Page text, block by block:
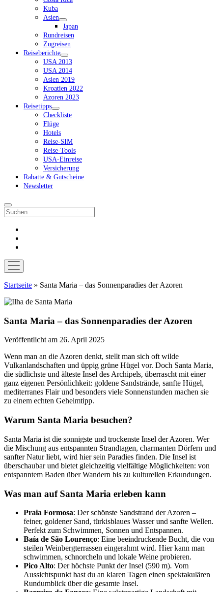
Kuba
Asien
Dropdown-
Menü
öffnen
Japan
Rundreisen
Zugreisen
Reiseberichte
Dropdown-
Menü
öffnen
USA 2013
USA 2014
Asien 2019
Kroatien 2022
Azoren 2023
Reisetipps
Dropdown-
Menü
öffnen
Checkliste
Flüge
Hotels
Reise-SIM
Reise-Tools
USA-Einreise
Versicherung
Rabatte & Gutscheine
Newsletter
Suchen
Menü
öffnen
Startseite » Santa Maria – das Sonnenparadies der Azoren
Santa Maria – das Sonnenparadies der Azoren
Veröffentlicht am 26. April 2025
Wenn man an die Azoren denkt, stellt man sich oft wilde
Vulkanlandschaften und üppig grüne Hügel vor. Doch Santa Maria,
die südlichste und älteste Insel des Archipels, überrascht mit einer
ganz eigenen Persönlichkeit: goldene Sandstrände, sanfte Hügel,
mediterranes Flair und besonders viele Sonnenstunden machen sie
zu einem echten Geheimtipp.
Warum Santa Maria besuchen?
Santa Maria ist die sonnigste und trockenste Insel der Azoren. Wer
die Mischung aus entspannten Strandtagen, charmanten Dörfern und
sanfter Natur liebt, wird hier sein Paradies finden. Die Insel ist
überschaubar und bietet gleichzeitig vielfältige Möglichkeiten: von
entspanntem Baden über Wandern bis zu kulturellen Erkundungen.
Was man auf Santa Maria erleben kann
Praia Formosa: Der schönste Sandstrand der Azoren –
feiner, goldener Sand, türkisblaues Wasser und sanfte Wellen.
Perfekt zum Schwimmen, Sonnen und Entspannen.
Baía de São Lourenço: Eine beeindruckende Bucht, die von
steilen Weinbergterrassen eingerahmt wird. Hier kann man
schwimmen, schnorcheln und lokale Weine probieren.
Pico Alto: Der höchste Punkt der Insel (590 m). Vom
Aussichtspunkt hast du an klaren Tagen einen spektakulären
Rundumblick über die gesamte Insel.